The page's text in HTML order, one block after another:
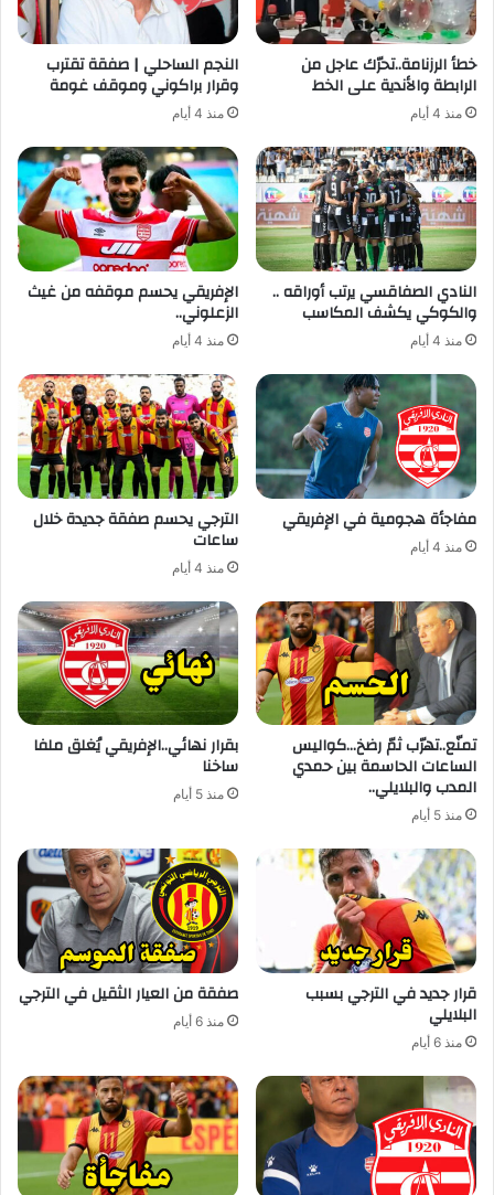
خطأ الرزنامة..تحرّك عاجل من
الرابطة والأندية على الخط
منذ 4 أيام
النجم الساحلي | صفقة تقترب
وقرار براكوني وموقف غومة
منذ 4 أيام
النادي الصفاقسي يرتب أوراقه ..
والكوكي يكشف المكاسب
منذ 4 أيام
الإفريقي يحسم موقفه من غيث
الزعلوني..
منذ 4 أيام
مفاجأة هجومية في الإفريقي
منذ 4 أيام
الترجي يحسم صفقة جديدة خلال
ساعات
منذ 4 أيام
تمنّع..تهرّب ثمّ رضخ…كواليس
الساعات الحاسمة بين حمدي
المدب والبلايلي..
منذ 5 أيام
بقرار نهائي..الإفريقي يُغلق ملفا
ساخنا
منذ 5 أيام
قرار جديد في الترجي بسبب
البلايلي
منذ 6 أيام
صفقة من العيار الثقيل في الترجي
منذ 6 أيام